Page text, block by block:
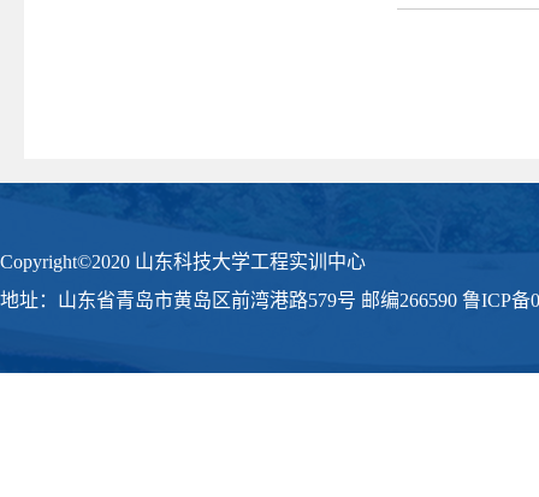
Copyright©2020 山东科技大学工程实训中心
地址：山东省青岛市黄岛区前湾港路579号 邮编266590 鲁ICP备